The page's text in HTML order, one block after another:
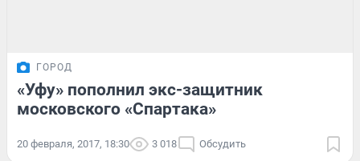
ГОРОД
«Уфу» пополнил экс-защитник
московского «Спартака»
20 февраля, 2017, 18:30 3 018 Обсудить